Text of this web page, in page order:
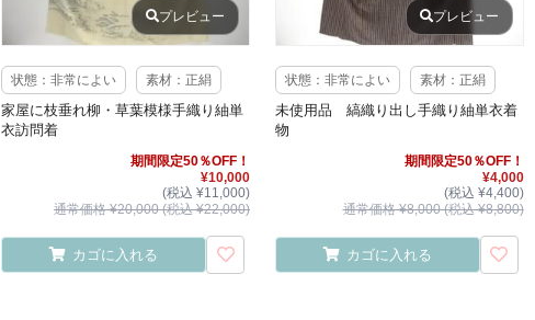
プレビュー
状態：非常によい 素材：正絹
家屋に枝垂れ柳・草葉模様手織り紬単
衣訪問着
期間限定50％OFF！
¥10,000
(税込 ¥11,000)
通常価格 ¥20,000 (税込 ¥22,000)
カゴに入れる
プレビュー
状態：非常によい 素材：正絹
未使用品 縞織り出し手織り紬単衣着
物
期間限定50％OFF！
¥4,000
(税込 ¥4,400)
通常価格 ¥8,000 (税込 ¥8,800)
カゴに入れる